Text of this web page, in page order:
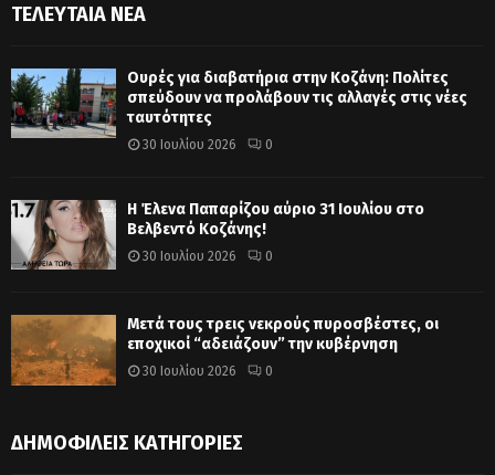
ΤΕΛΕΥΤΑΊΑ ΝΈΑ
Ουρές για διαβατήρια στην Κοζάνη: Πολίτες
σπεύδουν να προλάβουν τις αλλαγές στις νέες
ταυτότητες
30 Ιουλίου 2026 0
Η Έλενα Παπαρίζου αύριο 31 Ιουλίου στο
Βελβεντό Κοζάνης!
30 Ιουλίου 2026 0
Μετά τους τρεις νεκρούς πυροσβέστες, οι
εποχικοί “αδειάζουν” την κυβέρνηση
30 Ιουλίου 2026 0
ΔΗΜΟΦΙΛΕΊΣ ΚΑΤΗΓΟΡΊΕΣ